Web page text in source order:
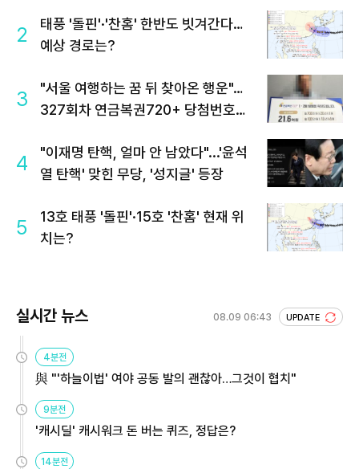
2
태풍 '돌핀'·'찬홈' 한반도 빗겨간다…
예상 경로는?
3
"서울 여행하는 꿈 뒤 찾아온 행운"…
327회차 연금복권720+ 당첨번호조
4
"이재명 탄핵, 얼마 안 남았다"...'윤석
열 탄핵' 맞힌 무당, '성지글' 등장
5
13호 태풍 '돌핀'·15호 '찬홈' 현재 위
치는?
실시간 뉴스 08.09 06:43 UPDATE
4분전
與 "'하늘이법' 여야 공동 발의 괜찮아…그것이 협치"
9분전
'캐시딜' 캐시워크 돈 버는 퀴즈, 정답은?
14분전